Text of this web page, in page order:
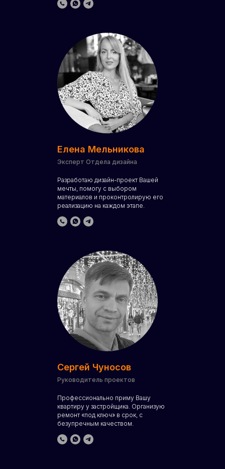
Елена Мельникова
Эксперт Отдела дизайна
Разработаю дизайн-проект Вашей
мечты, помогу с выбором
материалов и проконтролирую его
реализацию на каждом этапе.
Сергей Чуносов
Руководитель проектов
Профессионально приму Вашу
квартиру у застройщика. Организую
ремонт «под ключ» в срок, с
безупречным качеством.